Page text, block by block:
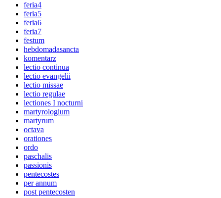
feria4
feria5
feria6
feria7
festum
hebdomadasancta
komentarz
lectio continua
lectio evangelii
lectio missae
lectio regulae
lectiones I nocturni
martyrologium
martyrum
octava
orationes
ordo
paschalis
passionis
pentecostes
per annum
post pentecosten